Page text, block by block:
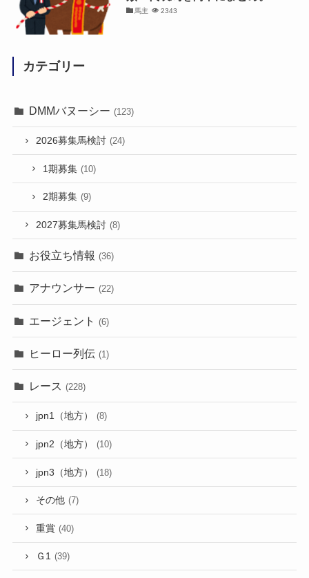
馬主 2343
カテゴリー
DMMバヌーシー (123)
2026募集馬検討 (24)
1期募集 (10)
2期募集 (9)
2027募集馬検討 (8)
お役立ち情報 (36)
アナウンサー (22)
エージェント (6)
ヒーロー列伝 (1)
レース (228)
jpn1（地方） (8)
jpn2（地方） (10)
jpn3（地方） (18)
その他 (7)
重賞 (40)
Ｇ1 (39)